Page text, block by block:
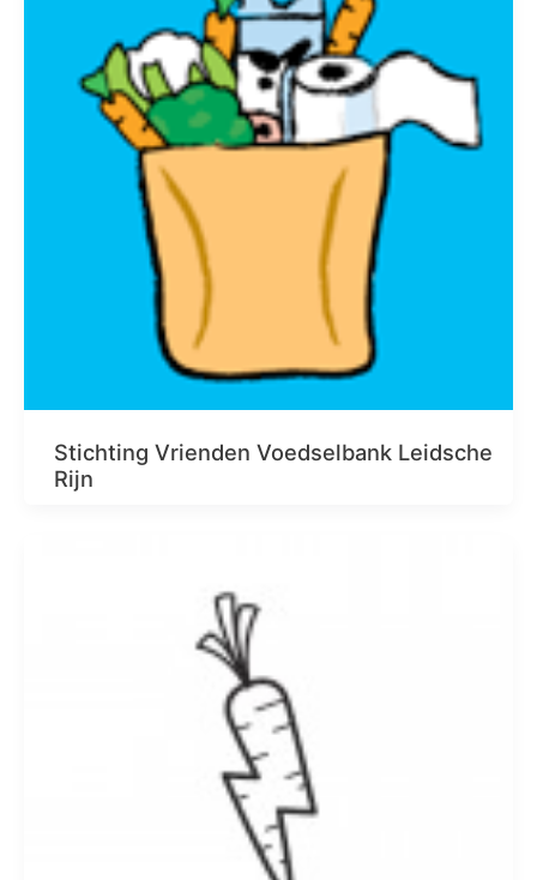
Stichting Vrienden Voedselbank Leidsche
Rijn